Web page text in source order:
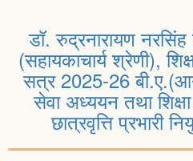
डॉ. रुद्रनारायण
(सहायकाचार्य श्रेणी),
सत्र 2025-26
सेवा अध्ययन तथा
छात्रवृत्ति प्रभारी